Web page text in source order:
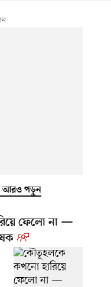
আরও পড়ুন
ফেলো না —